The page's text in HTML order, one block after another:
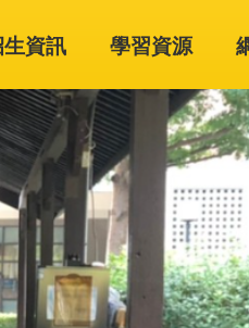
資訊 學習資源